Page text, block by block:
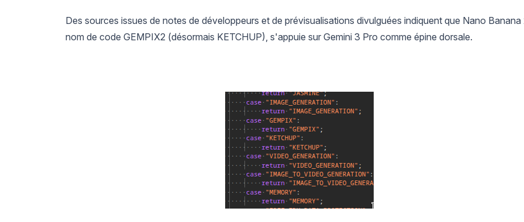
Des sources issues de notes de développeurs et de prévisualisations divulguées indiquent que Nano Banana
nom de code GEMPIX2 (désormais KETCHUP), s'appuie sur Gemini 3 Pro comme épine dorsale.